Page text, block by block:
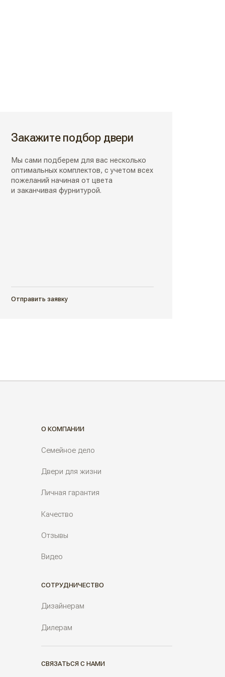
Закажите подбор двери
Мы сами подберем для вас несколько
оптимальных комплектов, с учетом всех
пожеланий начиная от цвета
и заканчивая фурнитурой.
Отправить заявку
О КОМПАНИИ
Семейное дело
Двери для жизни
Личная гарантия
Качество
Отзывы
Видео
СОТРУДНИЧЕСТВО
Дизайнерам
Дилерам
СВЯЗАТЬСЯ С НАМИ